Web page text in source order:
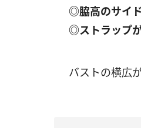
◎脇高のサイ
◎ストラップ
バストの横広